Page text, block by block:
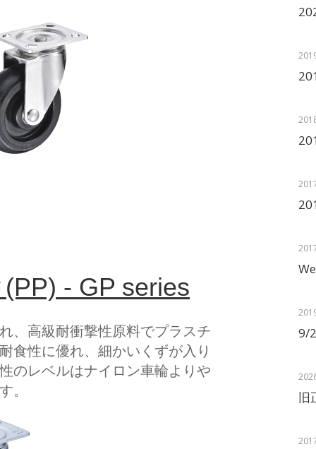
- GP series
、高級耐衝撃性原料でプラスチ
食性に優れ、細かいくずが入り
のレベルはナイロン車輪よりや
。
9/
旧